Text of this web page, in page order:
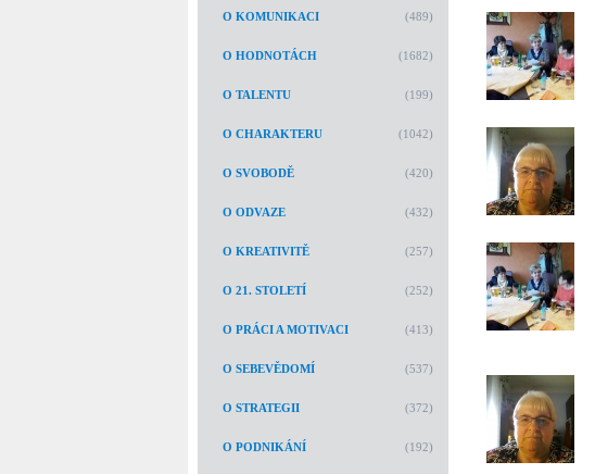
O KOMUNIKACI (489)
O HODNOTÁCH (1682)
O TALENTU (199)
O CHARAKTERU (1042)
O SVOBODĚ (420)
O ODVAZE (432)
O KREATIVITĚ (257)
O 21. STOLETÍ (252)
O PRÁCI A MOTIVACI (413)
O SEBEVĚDOMÍ (537)
O STRATEGII (372)
O PODNIKÁNÍ (192)